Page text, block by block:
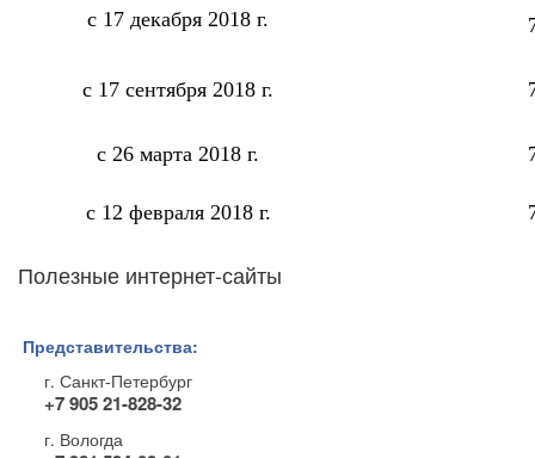
с 17 декабря 2018 г.
с 17 сентября 2018 г.
с 26 марта 2018 г.
с 12 февраля 2018 г.
Полезные интернет-сайты
Представительства:
г. Санкт-Петербург
+7 905 21-828-32
г. Вологда